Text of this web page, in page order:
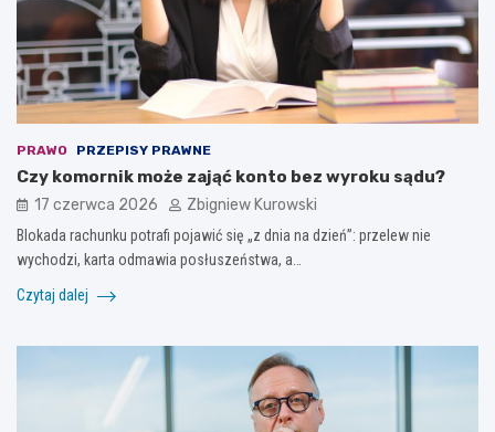
PRAWO PRZEPISY PRAWNE
Czy komornik może zająć konto bez wyroku sądu?
17 czerwca 2026 Zbigniew Kurowski
Blokada rachunku potrafi pojawić się „z dnia na dzień”: przelew nie
wychodzi, karta odmawia posłuszeństwa, a…
Czytaj dalej